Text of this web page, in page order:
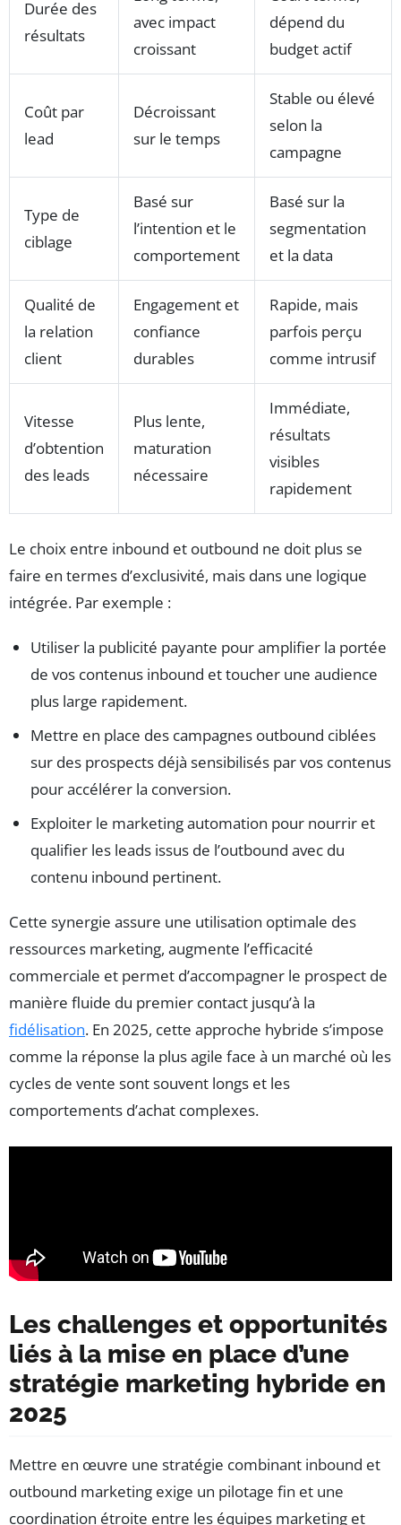
Durée des
résultats
avec impact
croissant
dépend du
budget actif
Coût par
lead
Décroissant
sur le temps
Stable ou élevé
selon la
campagne
Type de
ciblage
Basé sur
l’intention et le
comportement
Basé sur la
segmentation
et la data
Qualité de
la relation
client
Engagement et
confiance
durables
Rapide, mais
parfois perçu
comme intrusif
Vitesse
d’obtention
des leads
Plus lente,
maturation
nécessaire
Immédiate,
résultats
visibles
rapidement
Le choix entre inbound et outbound ne doit plus se
faire en termes d’exclusivité, mais dans une logique
intégrée. Par exemple :
Utiliser la publicité payante pour amplifier la portée
de vos contenus inbound et toucher une audience
plus large rapidement.
Mettre en place des campagnes outbound ciblées
sur des prospects déjà sensibilisés par vos contenus
pour accélérer la conversion.
Exploiter le marketing automation pour nourrir et
qualifier les leads issus de l’outbound avec du
contenu inbound pertinent.
Cette synergie assure une utilisation optimale des
ressources marketing, augmente l’efficacité
commerciale et permet d’accompagner le prospect de
manière fluide du premier contact jusqu’à la
fidélisation. En 2025, cette approche hybride s’impose
comme la réponse la plus agile face à un marché où les
cycles de vente sont souvent longs et les
comportements d’achat complexes.
Les challenges et opportunités
liés à la mise en place d’une
stratégie marketing hybride en
2025
Mettre en œuvre une stratégie combinant inbound et
outbound marketing exige un pilotage fin et une
coordination étroite entre les équipes marketing et